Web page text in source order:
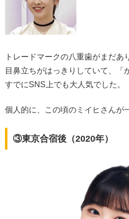
トレードマークの八重歯がまだあ
目鼻立ちがはっきりしていて、「
すでにSNS上でも大人気でした。
個人的に、この頃のミイヒさんが
③東京合宿後（2020年）